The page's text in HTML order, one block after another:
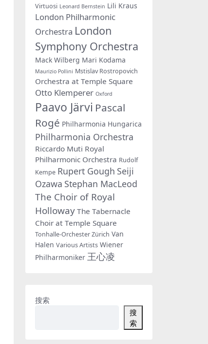
Virtuosi Leonard Bernstein Lili Kraus
London Philharmonic
Orchestra London
Symphony Orchestra
Mack Wilberg Mari Kodama
Maurizio Pollini Mstislav Rostropovich
Orchestra at Temple Square
Otto Klemperer Oxford
Paavo Järvi Pascal
Rogé Philharmonia Hungarica
Philharmonia Orchestra
Riccardo Muti Royal
Philharmonic Orchestra Rudolf
Kempe Rupert Gough Seiji
Ozawa Stephan MacLeod
The Choir of Royal
Holloway The Tabernacle
Choir at Temple Square
Tonhalle-Orchester Zürich Van
Halen Various Artists Wiener
Philharmoniker 王心凌
搜索
搜
索